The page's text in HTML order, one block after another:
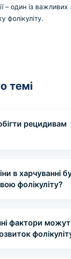
– один із важливих
фолікуліту.
темі
рецидивам
в харчуванні
фолікуліту?
фактори